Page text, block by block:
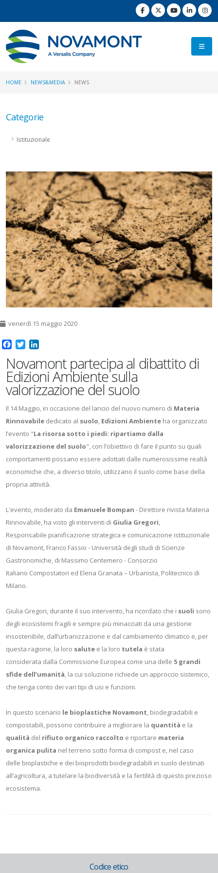
HOME NEWS&MEDIA NEWS
Categorie
Istituzionale
venerdì 15 maggio 2020
Facebook
Twitter
Novamont partecipa al dibattito di
Edizioni Ambiente sulla
valorizzazione del suolo
Il 14 Maggio, in occasione del lancio del nuovo numero di Materia
Rinnovabile dedicato al suolo, Edizioni Ambiente ha organizzato
l’evento "La risorsa sotto i piedi: ripartiamo dalla
valorizzazione del suolo", con l’obiettivo di fare il punto su quali
comportamenti possano essere adottati dalle numerosissime realtà
economiche che, a diverso titolo, utilizzano il suolo come base della
propria attività.
L'evento, moderato da Emanuele Bompan - Direttore rivista Materia
Rinnovabile, ha visto gli interventi di Giulia Gregori,
Responsabile pianificazione strategica e comunicazione istituzionale
di Novamont, Franco Fassio - Università degli studi di Scienze
Gastronomiche, di Massimo Centemero - Consorzio
Italiano Compostatori ed Elena Granata – Urbanista, Politecnico di
Milano.
Giulia Gregori, durante il suo intervento, ha ricordato che i suoli sono
degli ecosistemi fragili e sempre più minacciati da una gestione
insostenibile, dall’urbanizzazione e dal cambiamento climatico e, per
questa ragione, la loro salute e la loro tutela è stata
considerata dalla Commissione Europea come una delle 5 grandi
sfide dell’umanità, la cui soluzione richiede un approccio sistemico,
che tenga conto dei vari tipi di usi e funzioni.
In questo scenario le bioplastiche Novamont, biodegradabili e
compostabili, possono contribuire a migliorare la quantità e la
qualità del rifiuto organico raccolto e riportare materia
organica pulita nel terreno sotto forma di compost e, nel caso
delle bioplastiche e dei bioprodotti biodegradabili in suolo destinati
all’agricoltura, a tutelare la biodiversità e la fertilità di questo prezioso
ecosistema.
Codice etico